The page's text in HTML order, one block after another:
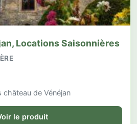
Locations Saisonnières
de Vénéjan
le produit